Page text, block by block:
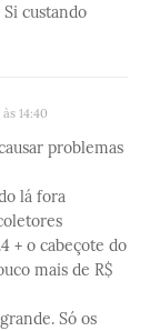
custando
14:40
problemas
lá fora
+ o cabeçote do
mais de R$
Só os